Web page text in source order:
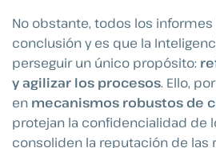
No obstante, todos los
conclusión y es que la
perseguir un único propósito:
y agilizar los procesos. Ello,
en mecanismos robustos de
protejan la confidencialidad de
consoliden la reputación de las